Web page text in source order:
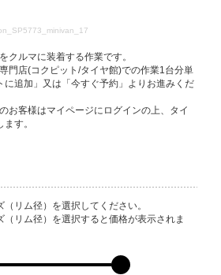
クルマに装着する作業です。
門店(コクピット/タイヤ館)での作業1台分単
に追加」又は「今すぐ予約」よりお進みくだ
お客様はマイページにログインの上、タイ
す。
リム径）を選択してください。
リム径）を選択すると価格が表示されま